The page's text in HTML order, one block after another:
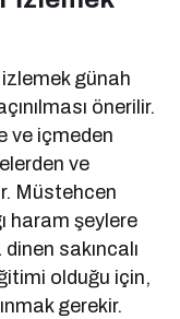
günah
önerilir.
ve içmeden
ve
Müstehcen
haram şeylere
sakıncalı
olduğu için,
gerekir.